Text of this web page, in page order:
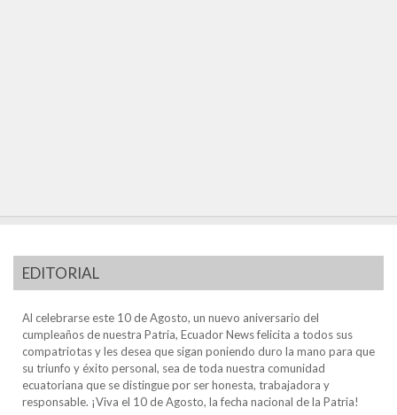
EDITORIAL
Al celebrarse este 10 de Agosto, un nuevo aniversario del
cumpleaños de nuestra Patria, Ecuador News felicita a todos sus
compatriotas y les desea que sigan poniendo duro la mano para que
su triunfo y éxito personal, sea de toda nuestra comunidad
ecuatoriana que se distingue por ser honesta, trabajadora y
responsable. ¡Viva el 10 de Agosto, la fecha nacional de la Patria!